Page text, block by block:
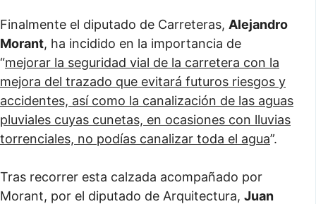
Finalmente el diputado de Carreteras, Alejandro
Morant, ha incidido en la importancia de
“mejorar la seguridad vial de la carretera con la
mejora del trazado que evitará futuros riesgos y
accidentes, así como la canalización de las aguas
pluviales cuyas cunetas, en ocasiones con lluvias
torrenciales, no podías canalizar toda el agua”.
Tras recorrer esta calzada acompañado por
Morant, por el diputado de Arquitectura, Juan